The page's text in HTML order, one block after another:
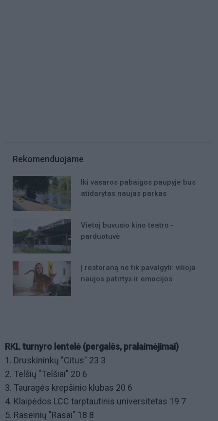
Rekomenduojame
Iki vasaros pabaigos paupyje bus
atidarytas naujas parkas
Vietoj buvusio kino teatro -
parduotuvė
Į restoraną ne tik pavalgyti: vilioja
naujos patirtys ir emocijos
RKL turnyro lentelė (pergalės, pralaimėjimai)
1. Druskininkų "Citus" 23 3
2. Telšių "Telšiai" 20 6
3. Tauragės krepšinio klubas 20 6
4. Klaipėdos LCC tarptautinis universitetas 19 7
5. Raseinių "Rasai" 18 8